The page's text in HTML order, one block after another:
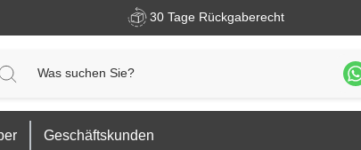
30 Tage Rückgaberecht
Geschäftskunden